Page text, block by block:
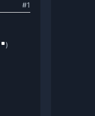
#1
)